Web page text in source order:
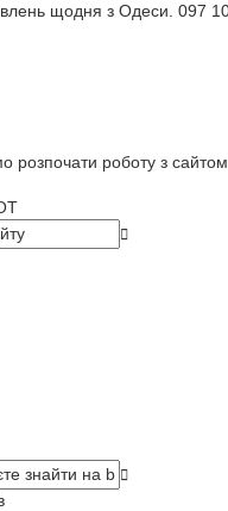
щодня з Одеси. 097
розпочати роботу з